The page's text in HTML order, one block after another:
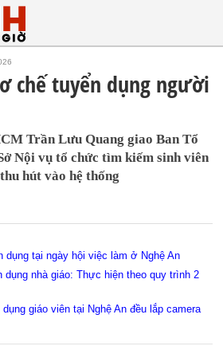
chế tuyển dụng người
Trần Lưu Quang giao Ban Tổ
Nội vụ tổ chức tìm kiếm sinh viên
hút vào hệ thống
dụng tại ngày hội việc làm ở Nghệ An
dụng nhà giáo: Thực hiện theo quy trình 2
giáo viên tại Nghệ An đều lắp camera